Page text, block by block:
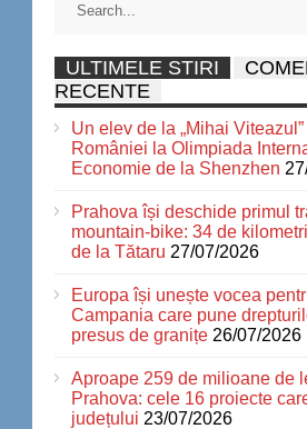
ULTIMELE STIRI
RECENTE
Un elev de la „Mihai
României la Olimpiada
Economie de la Shenzhen
Prahova își deschide primul
mountain-bike: 34 de
de la Tătaru 27/07/2026
Europa își unește vocea
Campania care pune
presus de granițe 26/07/2026
Aproape 259 de milioane de
Prahova: cele 16 proiecte
județului 23/07/2026